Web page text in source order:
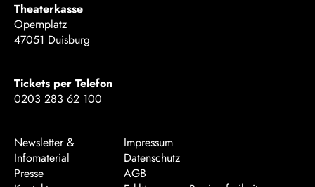
Theaterkasse
Opernplatz
47051 Duisburg
Tickets per Telefon
0203 283 62 100
Newsletter &
Infomaterial
Presse
Impressum
Datenschutz
AGB